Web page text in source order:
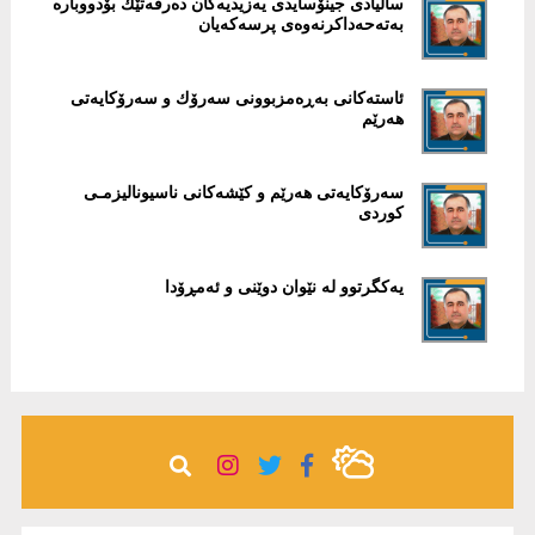
ساڵیادی جینۆسایدی یەزیدیەکان دەرفەتێك بۆدووبارە
بەتەحەداکرنەوەی پرسەکەیان
ئاستەكانی بەڕەمزبوونی سەرۆك و سەرۆكایەتی
هەرێم
سەرۆكایەتی هەرێم و كێشەكانی ناسیونالیزمـی
كوردی
یەكگرتوو لە نێوان دوێنی و ئەمڕۆدا